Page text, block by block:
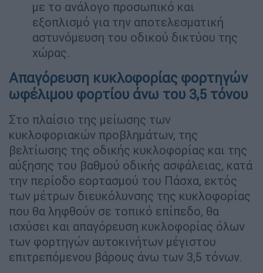
με το ανάλογο προσωπικό και
εξοπλισμό για την αποτελεσματική
αστυνόμευση του οδικού δικτύου της
χώρας.
Απαγόρευση κυκλοφορίας φορτηγών
ωφέλιμου φορτίου άνω του 3,5 τόνου
Στο πλαίσιο της μείωσης των
κυκλοφοριακών προβλημάτων, της
βελτίωσης της οδικής κυκλοφορίας και της
αύξησης του βαθμού οδικής ασφάλειας, κατά
την περίοδο εορτασμού του Πάσχα, εκτός
των μέτρων διευκόλυνσης της κυκλοφορίας
που θα ληφθούν σε τοπικό επίπεδο, θα
ισχύσει και απαγόρευση κυκλοφορίας όλων
των φορτηγών αυτοκινήτων μέγιστου
επιτρεπόμενου βάρους άνω των 3,5 τόνων.